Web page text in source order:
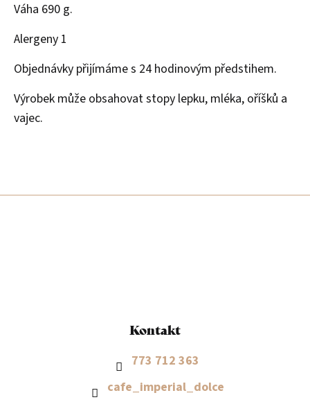
Váha 690 g.
Alergeny 1
Objednávky přijímáme s 24 hodinovým předstihem.
Výrobek může obsahovat stopy lepku, mléka, oříšků a
vajec.
Z
Kontakt
773 712 363
cafe_imperial_dolce